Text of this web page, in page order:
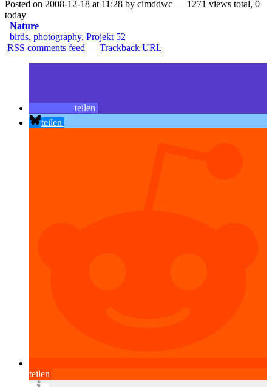
Posted on 2008-12-18 at 11:28 by cimddwc — 1271 views total, 0
today
Nature
birds, photography, Projekt 52
RSS comments feed — Trackback URL
teilen
teilen
teilen